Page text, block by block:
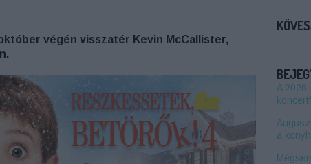
végén visszatér Kevin McCallister,
A
a